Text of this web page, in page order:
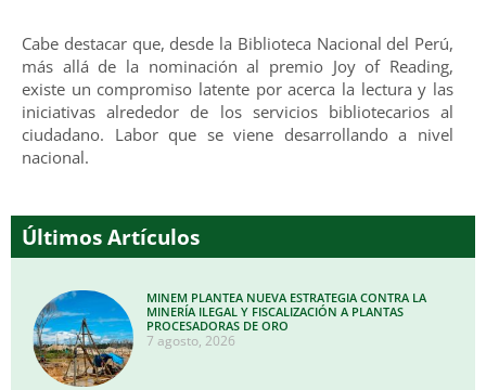
Cabe destacar que, desde la Biblioteca Nacional del Perú,
más allá de la nominación al premio Joy of Reading,
existe un compromiso latente por acerca la lectura y las
iniciativas alrededor de los servicios bibliotecarios al
ciudadano. Labor que se viene desarrollando a nivel
nacional.
Últimos Artículos
MINEM PLANTEA NUEVA ESTRATEGIA CONTRA LA
MINERÍA ILEGAL Y FISCALIZACIÓN A PLANTAS
PROCESADORAS DE ORO
7 agosto, 2026